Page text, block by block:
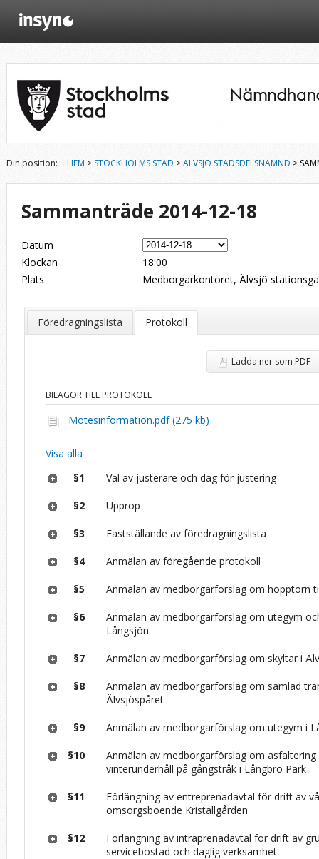
Din position: HEM > STOCKHOLMS STAD >ÄLVSJÖ STADSDELSNÄMND >
Sammanträde 2014-12-18
Datum
Klockan
18:00
Plats
Medborgarkontoret, Älvsjö
Föredragningslista Protokoll
Ladda ner som PDF
BILAGOR TILL PROTOKOLL
Mötesinformation.pdf (275 kb)
Visa alla
§1
Val av justerare och dag för justering
§2 Upprop
§3 Fastställande av föredragningslista
§4 Anmälan av föregående protokoll
§5 Anmälan av medborgarförslag om hopptorn
§6
Anmälan av medborgarförslag om utegym
Långsjön
§7 Anmälan av medborgarförslag om skyltar i
§8
Anmälan av medborgarförslag om samlad
Älvsjöspåret
§9 Anmälan av medborgarförslag om utegym i
§10
Anmälan av medborgarförslag om asfaltering
vinterunderhåll på gångstråk i Långbro Park
§11
Förlängning av entreprenadavtal för drift av
omsorgsboende Kristallgården
§12
Förlängning av intraprenadavtal för drift av
servicebostad och daglig verksamhet